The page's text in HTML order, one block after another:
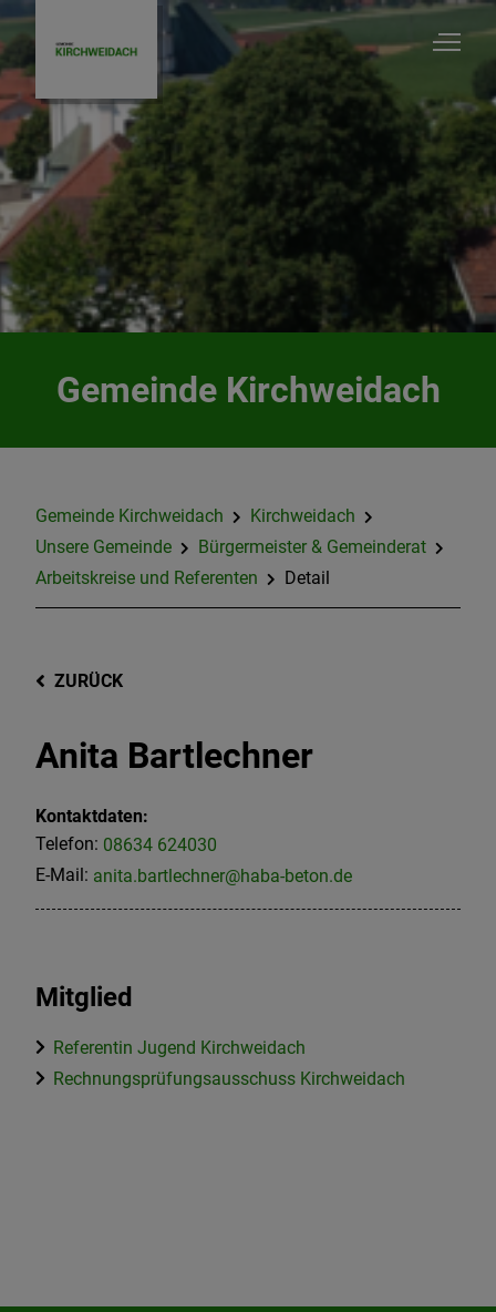
Gemeinde Kirchweidach
Gemeinde Kirchweidach
Kirchweidach
Unsere Gemeinde
Bürgermeister & Gemeinderat
Arbeitskreise und Referenten
Detail
ZURÜCK
Anita Bartlechner
Kontaktdaten:
Telefon: 08634 624030
E-Mail: anita.bartlechner@haba-beton.de
Mitglied
Referentin Jugend Kirchweidach
Rechnungsprüfungsausschuss Kirchweidach